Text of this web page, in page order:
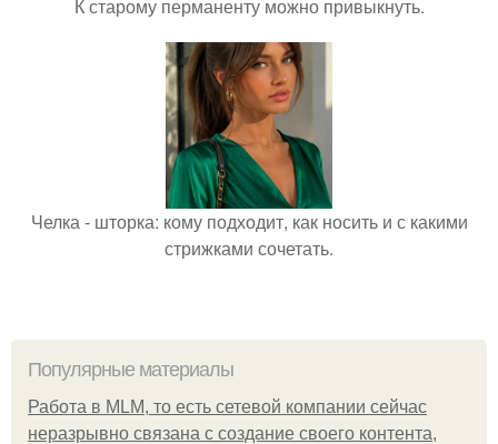
К старому перманенту можно привыкнуть.
Челка - шторка: кому подходит, как носить и с какими
стрижками сочетать.
Популярные материалы
Работа в MLM, то есть сетевой компании сейчас
неразрывно связана с создание своего контента,